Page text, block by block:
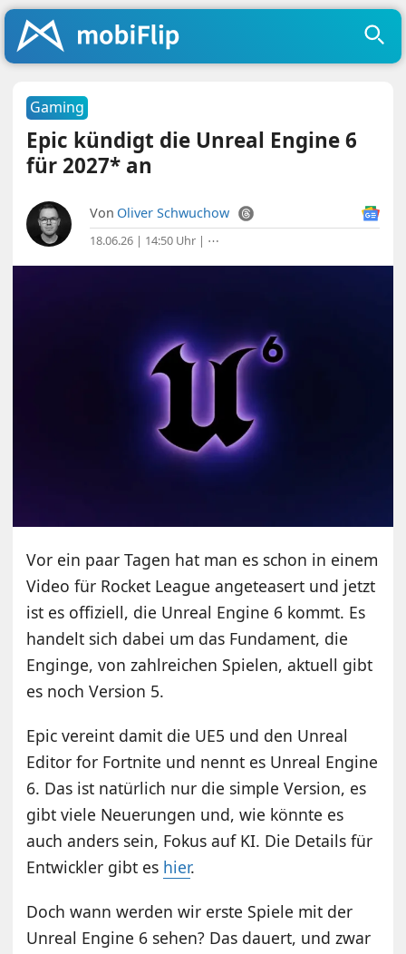
Gaming
Epic kündigt die Unreal Engine 6
für 2027* an
Von Oliver Schwuchow
18.06.26 | 14:50 Uhr | ⋯
Vor ein paar Tagen hat man es schon in einem
Video für Rocket League angeteasert und jetzt
ist es offiziell, die Unreal Engine 6 kommt. Es
handelt sich dabei um das Fundament, die
Enginge, von zahlreichen Spielen, aktuell gibt
es noch Version 5.
Epic vereint damit die UE5 und den Unreal
Editor for Fortnite und nennt es Unreal Engine
6. Das ist natürlich nur die simple Version, es
gibt viele Neuerungen und, wie könnte es
auch anders sein, Fokus auf KI. Die Details für
Entwickler gibt es hier.
Doch wann werden wir erste Spiele mit der
Unreal Engine 6 sehen? Das dauert, und zwar